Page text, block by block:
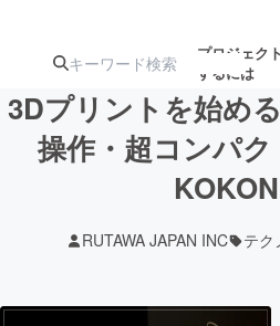
プロジェク
するには
注目の新着プロ
3Dプリントを始め
操作・超コンパ
RUTAWA JAPAN INC テク